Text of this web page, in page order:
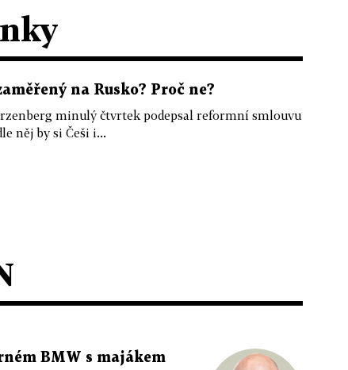
na Rusko? Proč ne?
minulý čtvrtek podepsal reformní smlouvu
něj by si Češi i...
BMW s majákem